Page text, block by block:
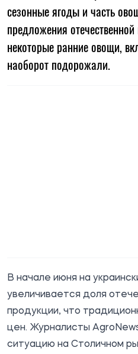
сезонные ягоды и часть
предложения
некоторые ранние овощи,
наоборот подорожали.
В начале июня на
увеличивается доля
продукции, что
цен. Журналисты
ситуацию на Столичном